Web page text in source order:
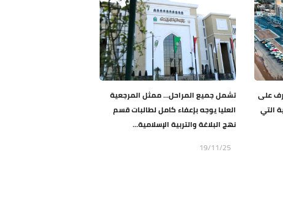
تعرف على
التي
تشمل جميع المراحل… ممثل المرجعية
العليا يوجه بإعفاء كامل لطالبات قسم
نهج البلاغة والتربية الإسلامية...
19/11/25